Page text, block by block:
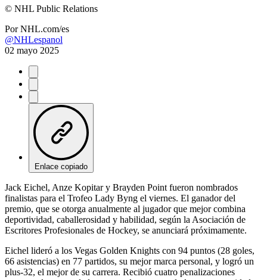
© NHL Public Relations
Por NHL.com/es
@NHLespanol
02 mayo 2025
Enlace copiado
Jack Eichel, Anze Kopitar y Brayden Point fueron nombrados
finalistas para el Trofeo Lady Byng el viernes. El ganador del
premio, que se otorga anualmente al jugador que mejor combina
deportividad, caballerosidad y habilidad, según la Asociación de
Escritores Profesionales de Hockey, se anunciará próximamente.
Eichel lideró a los Vegas Golden Knights con 94 puntos (28 goles,
66 asistencias) en 77 partidos, su mejor marca personal, y logró un
plus-32, el mejor de su carrera. Recibió cuatro penalizaciones